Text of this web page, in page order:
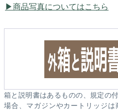
商品写真についてはこちら
箱と説明書はあるものの、規定の
場合、マガジンやカートリッジ